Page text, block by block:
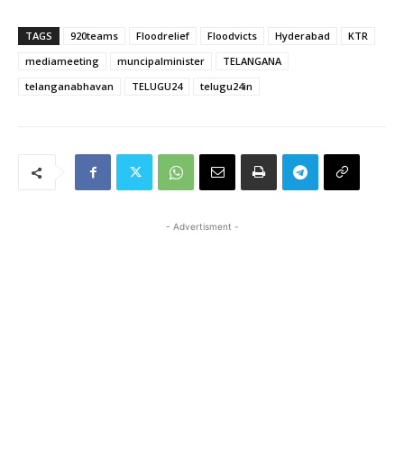
TAGS 920teams Floodrelief Floodvicts Hyderabad
KTR
mediameeting
muncipalminister
TELANGANA
telanganabhavan
TELUGU24 telugu24in
- Advertisment -